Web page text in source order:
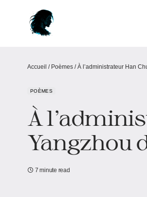
Accueil / Poèmes /À l’administrateur Han
POÈMES
À
Yangzhou
7 minute read